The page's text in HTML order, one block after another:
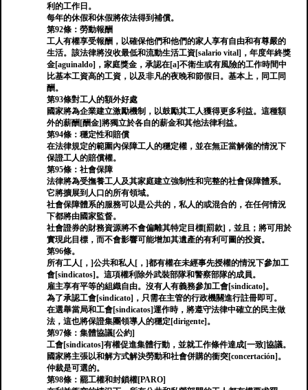
利的工作日。
每年的休假和休假將依法得到補償。
第92條：勞動報酬
工人有權享受報酬，以確保他們和他們的家人享有自由和有尊嚴的
生活。該法律將沒收最低和流動生活工資[salario vital]，年度年終獎
金[aguinaldo]，家庭獎金，承認在[a]不衛生或有風險的工作時間中
比基本工資高的工資，以及非凡的夜晚和節假日。基本上，同工同
酬。
第93條對工人的額外好處
國家將為企業建立激勵機制，以鼓勵其工人獲得更多利益。這種額
外的薪酬[酬金]將獨立於各自的薪金和其他法律利益。
第94條：穩定性和賠償
在法律規定的範圍內保障工人的穩定權，並在無正當解僱的情況下
保證工人的賠償權。
第95條：社會保障
法律將為受撫養工人及其家庭建立強制性和完整的社會保障體系。
它將擴展到人口的所有領域。
社會保障體系的服務可以是公共的，私人的或混合的，在任何情況
下都將由國家監督。
社會證券的財務資源將不會偏離其特定目標[罰款]，並且；將可用於
實現此目標，而不會影響可能增加其遺產的有利可圖的投資。
第96條。
所有工人[，]公共和私人[，]都有權在未經事先授權的情況下參加工
會[sindicatos]。這項權利除外武裝部隊和警察部隊的成員。
雇主享有平等的組織自由。沒有人有義務參加工會[sindicato]。
為了承認工會[sindicato]，只需在主管的行政機關進行註冊即可。
在選舉當局和工會[sindicatos]運作時，將遵守法律中確立的民主做
法，這也將保證集團領導人的穩定[dirigente]。
第97條：集體協議[公約]
工會[sindicatos]有權促進集體行動，並就工作條件達成[一致]協議。
國家將主張以和解方式解決勞動和社會併購的衝突[concertación]。
仲裁是可選的。
第98條：罷工權和封鎖權[PARO]